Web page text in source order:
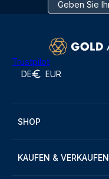
Trustpilot
DE EUR
SHOP
KAUFEN & VERKAUFEN